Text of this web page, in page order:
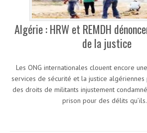
Algérie : HRW et REMDH
de la justice
Les ONG internationales clouent encore
services de sécurité et la justice
des droits de militants injustement
prison pour des délits